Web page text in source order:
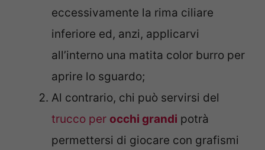
eccessivamente la rima ciliare
inferiore ed, anzi, applicarvi
all’interno una matita color burro per
aprire lo sguardo;
Al contrario, chi può servirsi del
trucco per occhi grandi potrà
permettersi di giocare con grafismi